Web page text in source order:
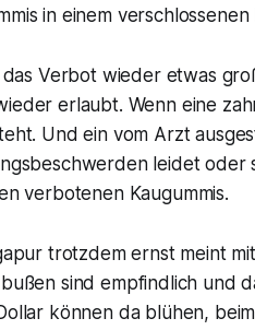
in einem
das Verbot wieder etwas
erlaubt. Wenn eine
Und ein vom Arzt
leidet oder
verbotenen Kaugummis.
trotzdem ernst meint
sind empfindlich und
können da blühen,